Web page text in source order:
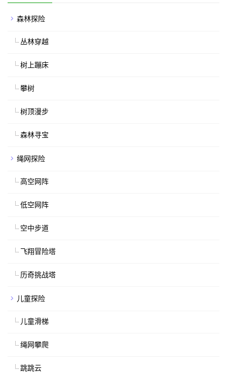
森林探险
丛林穿越
树上蹦床
攀树
树顶漫步
森林寻宝
绳网探险
高空网阵
低空网阵
空中步道
飞翔冒险塔
历奇挑战塔
儿童探险
儿童滑梯
绳网攀爬
跳跳云